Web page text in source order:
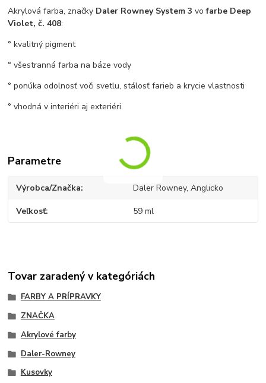
Akrylová farba, značky Daler Rowney System 3 vofarbe Deep
Violet, č. 408:
° kvalitný pigment
° všestranná farba na báze vody
° ponúka odolnosť voči svetlu, stálosť farieb a krycie vlastnosti
° vhodná v interiéri aj exteriéri
Parametre
Výrobca/Značka Daler Rowney, Anglicko
Veľkosť 59 ml
Tovar zaradený v kategóriách
FARBY A PRÍPRAVKY
ZNAČKA
Akrylové farby
Daler-Rowney
Kusovky